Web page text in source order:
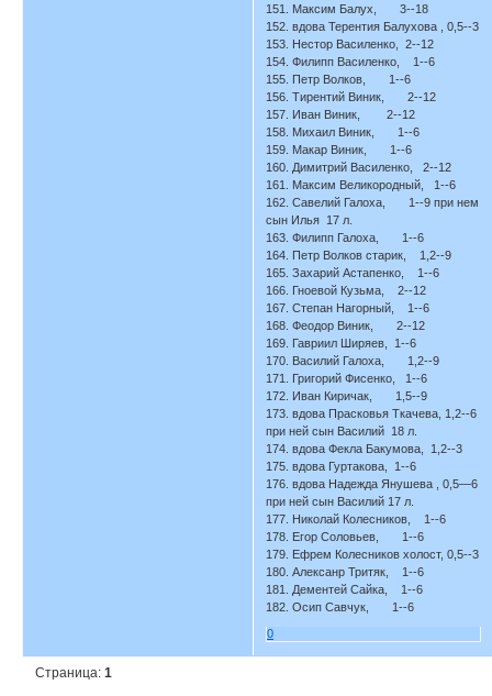
151. Максим Балух, 3--18
152. вдова Терентия Балухова , 0,5--3
153. Нестор Василенко, 2--12
154. Филипп Василенко, 1--6
155. Петр Волков, 1--6
156. Тирентий Виник, 2--12
157. Иван Виник, 2--12
158. Михаил Виник, 1--6
159. Макар Виник, 1--6
160. Димитрий Василенко, 2--12
161. Максим Великородный, 1--6
162. Савелий Галоха, 1--9 при нем
сын Илья 17 л.
163. Филипп Галоха, 1--6
164. Петр Волков старик, 1,2--9
165. Захарий Астапенко, 1--6
166. Гноевой Кузьма, 2--12
167. Степан Нагорный, 1--6
168. Феодор Виник, 2--12
169. Гавриил Ширяев, 1--6
170. Василий Галоха, 1,2--9
171. Григорий Фисенко, 1--6
172. Иван Киричак, 1,5--9
173. вдова Прасковья Ткачева, 1,2--6
при ней сын Василий 18 л.
174. вдова Фекла Бакумова, 1,2--3
175. вдова Гуртакова, 1--6
176. вдова Надежда Янушева , 0,5—6
при ней сын Василий 17 л.
177. Николай Колесников, 1--6
178. Егор Соловьев, 1--6
179. Ефрем Колесников холост, 0,5--3
180. Алексанр Тритяк, 1--6
181. Дементей Сайка, 1--6
182. Осип Савчук, 1--6
0
Страница:1